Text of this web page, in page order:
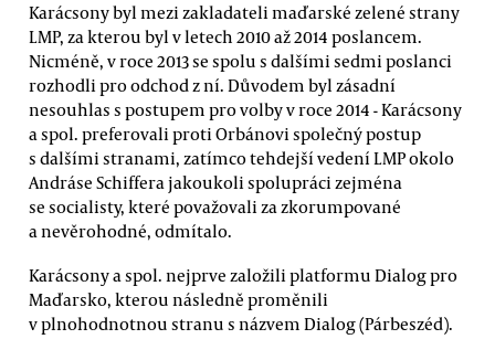
Karácsony byl mezi zakladateli maďarské zelené strany
LMP, za kterou byl v letech 2010 až 2014 poslancem.
Nicméně, v roce 2013 se spolu s dalšími sedmi poslanci
rozhodli pro odchod z ní. Důvodem byl zásadní
nesouhlas s postupem pro volby v roce 2014 - Karácsony
a spol. preferovali proti Orbánovi společný postup
s dalšími stranami, zatímco tehdejší vedení LMP okolo
Andráse Schiffera jakoukoli spolupráci zejména
se socialisty, které považovali za zkorumpované
a nevěrohodné, odmítalo.
Karácsony a spol. nejprve založili platformu Dialog pro
Maďarsko, kterou následně proměnili
v plnohodnotnou stranu s názvem Dialog (Párbeszéd).